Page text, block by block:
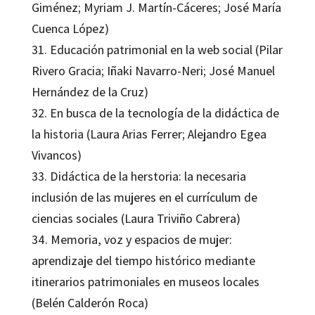
Giménez; Myriam J. Martín-Cáceres; José María
Cuenca López)
31. Educación patrimonial en la web social (Pilar
Rivero Gracia; Iñaki Navarro-Neri; José Manuel
Hernández de la Cruz)
32. En busca de la tecnología de la didáctica de
la historia (Laura Arias Ferrer; Alejandro Egea
Vivancos)
33. Didáctica de la herstoria: la necesaria
inclusión de las mujeres en el currículum de
ciencias sociales (Laura Triviño Cabrera)
34. Memoria, voz y espacios de mujer:
aprendizaje del tiempo histórico mediante
itinerarios patrimoniales en museos locales
(Belén Calderón Roca)